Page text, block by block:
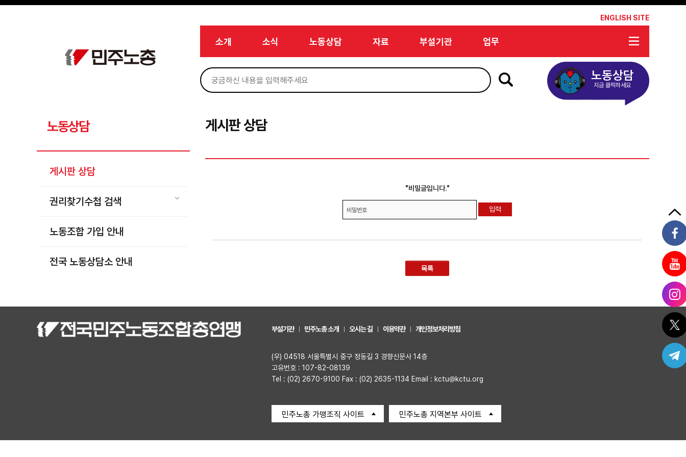
메뉴 건너뛰기
ENGLISH SITE
소개 소식 노동상담 자료 부설기관 업무
노동상담
지금 클릭하세요
노동상담
게시판 상담
권리찾기수첩 검색
노동조합 가입 안내
전국 노동상담소 안내
게시판 상담
"비밀글입니다."
비밀번호
목록
부설기관 민주노총 소개 오시는 길 이용약관 개인정보처리방침
(우) 04518 서울특별시 중구 정동길 3 경향신문사 14층
고유번호 : 107-82-08139
Tel : (02) 2670-9100 Fax : (02) 2635-1134 Email : kctu@kctu.org
민주노총 가맹조직 사이트 민주노총 지역본부 사이트
권리찾기수첩 검색
찾아보기
노동조합 가입 안내
Sketchbook5, 스케치북5
Sketchbook5, 스케치북5